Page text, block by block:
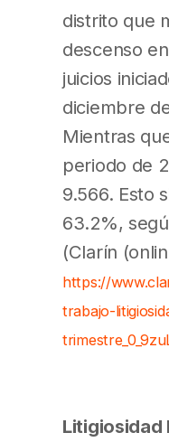
distrito que
descenso
juicios
diciembre
Mientras
periodo de
9.566. Esto
63.2%,
(Clarín
https://
trabajo-
Litigiosidad